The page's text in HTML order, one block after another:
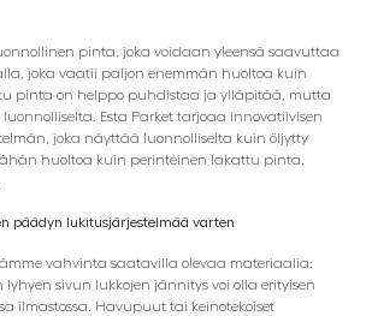
pinta, joka voidaan yleensä saavuttaa
joka vaatii paljon enemmän huoltoa kuin
pinta on helppo puhdistaa ja ylläpitää, mutta
Esta Parket tarjoaa innovatiivisen
joka näyttää luonnolliselta kuin öljytty
huoltoa kuin perinteinen lakattu pinta.
päädyn lukitusjärjestelmää varten
vahvinta saatavilla olevaa materiaalia:
lyhyen sivun lukkojen jännitys voi olla erityisen
ilmastossa. Havupuut tai keinotekoiset